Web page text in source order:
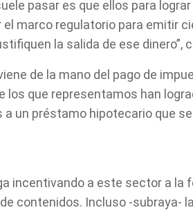
pasar es que ellos para
marco regulatorio para emitir
la salida de ese dinero”,
de la mano del pago de
los que representamos han
un préstamo hipotecario que
incentivando a este sector a la
contenidos. Incluso -subraya-